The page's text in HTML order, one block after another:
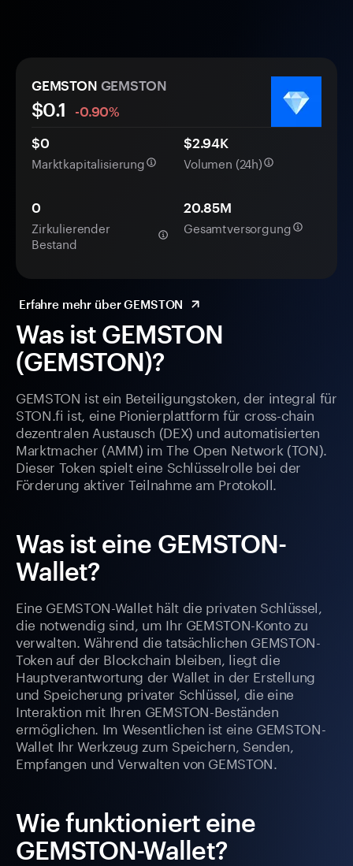
Was ist GEMSTON
(GEMSTON)?
GEMSTON ist ein Beteiligungstoken, der integral für
STON.fi ist, eine Pionierplattform für cross-chain
dezentralen Austausch (DEX) und automatisierten
Marktmacher (AMM) im The Open Network (TON).
Dieser Token spielt eine Schlüsselrolle bei der
Förderung aktiver Teilnahme am Protokoll.
Was ist eine GEMSTON-
Wallet?
Eine GEMSTON-Wallet hält die privaten Schlüssel,
die notwendig sind, um Ihr GEMSTON-Konto zu
verwalten. Während die tatsächlichen GEMSTON-
Token auf der Blockchain bleiben, liegt die
Hauptverantwortung der Wallet in der Erstellung
und Speicherung privater Schlüssel, die eine
Interaktion mit Ihren GEMSTON-Beständen
ermöglichen. Im Wesentlichen ist eine GEMSTON-
Wallet Ihr Werkzeug zum Speichern, Senden,
Empfangen und Verwalten von GEMSTON.
Wie funktioniert eine
GEMSTON-Wallet?
GEMSTON GEMSTON
$0.1
-0.90%
$0
Marktkapitalisierung
$2.94K
Volumen (24h)
0
Zirkulierender
Bestand
20.85M
Gesamtversorgung
Erfahre mehr über GEMSTON